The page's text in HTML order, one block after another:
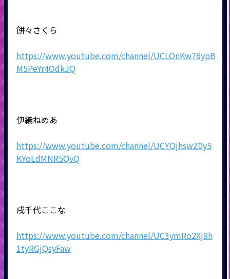
餅々さくら
https://www.youtube.com/channel/UCLOnKw76ypB
M5PeYr4OdkJQ
伊織ねめあ
https://www.youtube.com/channel/UCYOjhswZ0y5
KYoLdMNR5QvQ
戌千代ここな
https://www.youtube.com/channel/UC3ymRo2Xj8h
1tyRGjQsyFaw